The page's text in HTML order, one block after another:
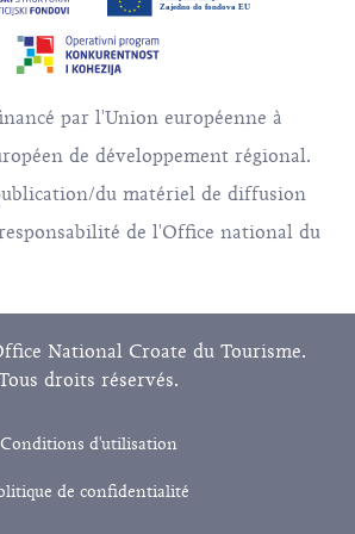
par l'Union européenne à
de développement régional.
du matériel de diffusion
de l'Office national du
National Croate du Tourisme.
droits réservés.
Conditions d'utilisation
de confidentialité